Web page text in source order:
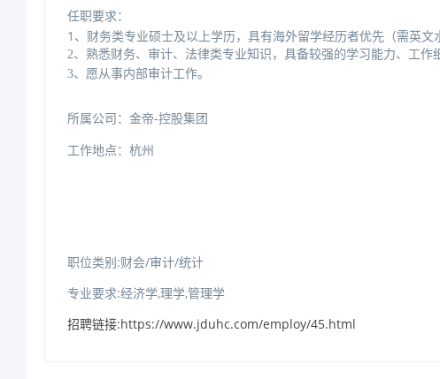
任职要求：
1、财务类专业硕士及以上学历，具有海外留学经历者优先（需英文
2、熟悉财务、审计、法律类专业知识，具备较强的学习能力、工作
3、愿从事内部审计工作。
所属公司：金帝-控股集团
工作地点：杭州
职位类别:财会/审计/统计
专业要求:经济学,理学,管理学
招聘链接:https://www.jduhc.com/employ/45.html